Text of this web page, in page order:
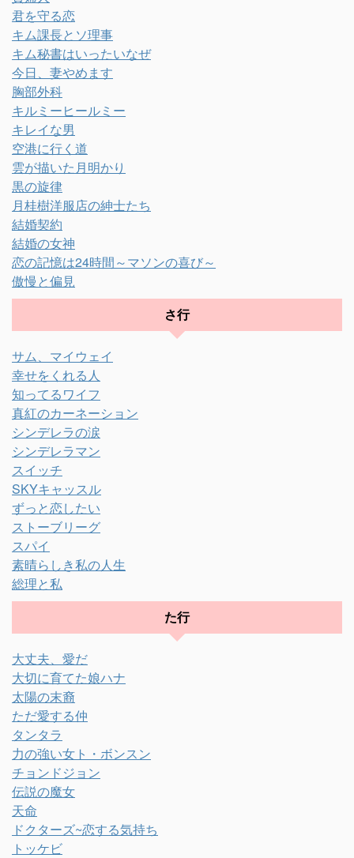
君を守る恋
キム課長とソ理事
キム秘書はいったいなぜ
今日、妻やめます
胸部外科
キルミーヒールミー
キレイな男
空港に行く道
雲が描いた月明かり
黒の旋律
月桂樹洋服店の紳士たち
結婚契約
結婚の女神
恋の記憶は24時間～マソンの喜び～
傲慢と偏見
さ行
サム、マイウェイ
幸せをくれる人
知ってるワイフ
真紅のカーネーション
シンデレラの涙
シンデレラマン
スイッチ
SKYキャッスル
ずっと恋したい
ストーブリーグ
スパイ
素晴らしき私の人生
総理と私
た行
大丈夫、愛だ
大切に育てた娘ハナ
太陽の末裔
ただ愛する仲
タンタラ
力の強い女ト・ボンスン
チョンドジョン
伝説の魔女
天命
ドクターズ~恋する気持ち
トッケビ